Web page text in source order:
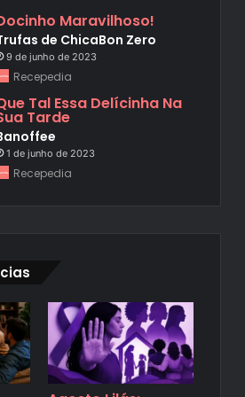
Maravilhoso!
de ChicaBon Zero
9 de junho de 2023
Recepedia
Tal Essa Delícinha Na
Tarde
1 de junho de 2023
Recepedia